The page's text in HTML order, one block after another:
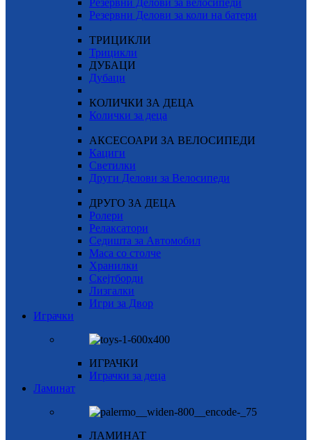
Резервни Делови за велосипеди
Резервни Делови за коли на батери
ТРИЦИКЛИ
Трицикли
ДУБАЦИ
Дубаци
КОЛИЧКИ ЗА ДЕЦА
Колички за деца
АКСЕСОАРИ ЗА ВЕЛОСИПЕДИ
Кациги
Светилки
Други Делови за Велосипеди
ДРУГО ЗА ДЕЦА
Ролери
Релаксатори
Седишта за Автомобил
Маса со столче
Хранилки
Скејтборди
Лизгалки
Игри за Двор
Играчки
ИГРАЧКИ
Играчки за деца
Ламинат
ЛАМИНАТ